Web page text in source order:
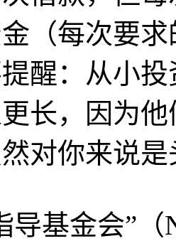
（每次要
醒：从小
长，因为
对你来说
导基金会”（